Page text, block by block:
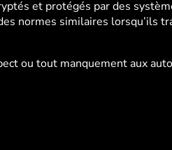
et protégés par des
normes similaires lorsqu’ils
ou tout manquement aux